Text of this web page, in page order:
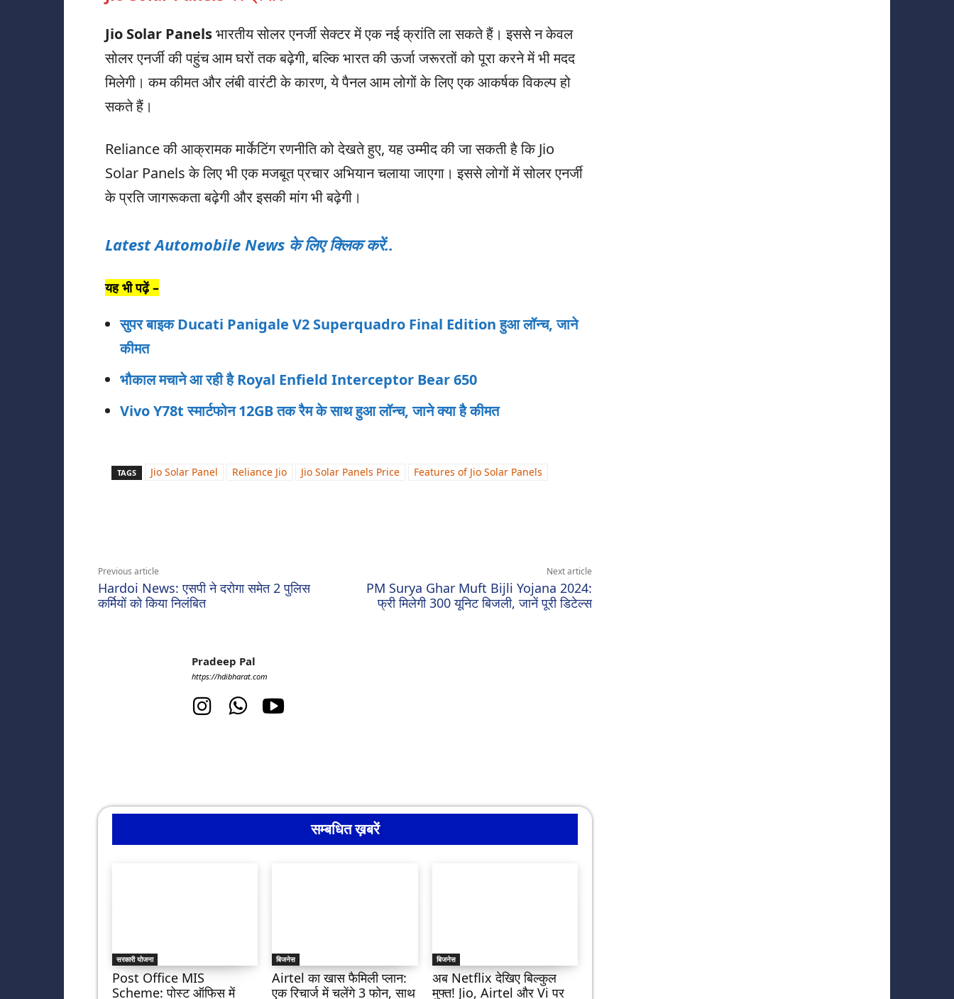
Jio Solar Panelsभारतीय सोलर एनर्जी सेक्टर में एक नई क्रांति ला सकते हैं। इससे न केवल
सोलर एनर्जी की पहुंच आम घरों तक बढ़ेगी, बल्कि भारत की ऊर्जा जरूरतों को पूरा करने में भी मदद
मिलेगी। कम कीमत और लंबी वारंटी के कारण, ये पैनल आम लोगों के लिए एक आकर्षक विकल्प हो
सकते हैं।
Reliance की आक्रामक मार्केटिंग रणनीति को देखते हुए, यह उम्मीद की जा सकती है कि Jio
Solar Panels के लिए भी एक मजबूत प्रचार अभियान चलाया जाएगा। इससे लोगों में सोलर एनर्जी
के प्रति जागरूकता बढ़ेगी और इसकी मांग भी बढ़ेगी।
Latest Automobile News के लिए क्लिक करें..
यह भी पढ़ें –
सुपर बाइक Ducati Panigale V2 Superquadro Final Edition हुआ लॉन्च, जाने
कीमत
भौकाल मचाने आ रही है Royal Enfield Interceptor Bear 650
Vivo Y78t स्‍मार्टफोन 12GB तक रैम के साथ हुआ लॉन्‍च, जाने क्या है कीमत
TAGS Jio Solar Panel Reliance Jio Jio Solar Panels Price Features of Jio Solar Panels
Previous article
Hardoi News: एसपी ने दरोगा समेत 2 पुलिस
कर्मियों को किया निलंबित
Next article
PM Surya Ghar Muft Bijli Yojana 2024:
फ्री मिलेगी 300 यूनिट बिजली, जानें पूरी डिटेल्स
Pradeep Pal
https://hdibharat.com
सम्बधित ख़बरें
सरकारी योजना
Post Office MIS
Scheme: पोस्ट ऑफिस में
बिजनेस
Airtel का खास फैमिली प्लान:
एक रिचार्ज में चलेंगे 3 फोन, साथ
बिजनेस
अब Netflix देखिए बिल्कुल
मुफ्त! Jio, Airtel और Vi पर